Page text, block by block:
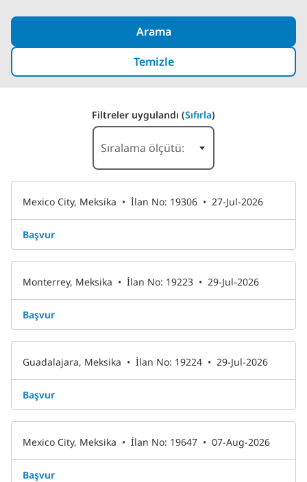
Arama
Temizle
7-12 / 22 sonuç Results
Filtreler uygulandı (Sıfırla)
Sıralama ölçütü:
Mexico City, Meksika • İlan No: 19306 • 27-Jul-2026
Başvur
Monterrey, Meksika • İlan No: 19223 • 29-Jul-2026
Başvur
Guadalajara, Meksika • İlan No: 19224 • 29-Jul-2026
Başvur
Mexico City, Meksika • İlan No: 19647 • 07-Aug-2026
Başvur